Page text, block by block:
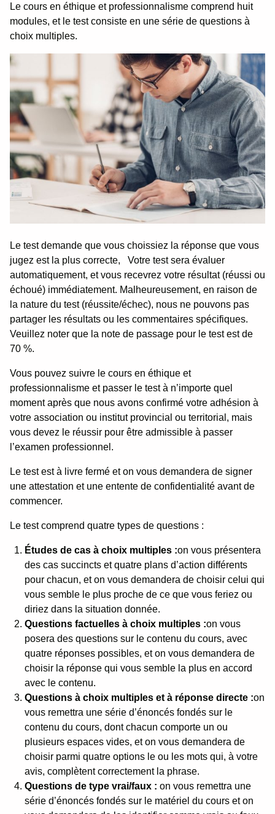
Le cours en éthique et professionnalisme comprend huit
modules, et le test consiste en une série de questions à
choix multiples.
Le test demande que vous choissiez la réponse que vous
jugez est la plus correcte, Votre test sera évaluer
automatiquement, et vous recevrez votre résultat (réussi ou
échoué) immédiatement. Malheureusement, en raison de
la nature du test (réussite/échec), nous ne pouvons pas
partager les résultats ou les commentaires spécifiques.
Veuillez noter que la note de passage pour le test est de
70 %.
Vous pouvez suivre le cours en éthique et
professionnalisme et passer le test à n’importe quel
moment après que nous avons confirmé votre adhésion à
votre association ou institut provincial ou territorial, mais
vous devez le réussir pour être admissible à passer
l’examen professionnel.
Le test est à livre fermé et on vous demandera de signer
une attestation et une entente de confidentialité avant de
commencer.
Le test comprend quatre types de questions :
Études de cas à choix multiples :on vous présentera
des cas succincts et quatre plans d’action différents
pour chacun, et on vous demandera de choisir celui qui
vous semble le plus proche de ce que vous feriez ou
diriez dans la situation donnée.
Questions factuelles à choix multiples :on vous
posera des questions sur le contenu du cours, avec
quatre réponses possibles, et on vous demandera de
choisir la réponse qui vous semble la plus en accord
avec le contenu.
Questions à choix multiples et à réponse directe :on
vous remettra une série d’énoncés fondés sur le
contenu du cours, dont chacun comporte un ou
plusieurs espaces vides, et on vous demandera de
choisir parmi quatre options le ou les mots qui, à votre
avis, complètent correctement la phrase.
Questions de type vrai/faux : on vous remettra une
série d’énoncés fondés sur le matériel du cours et on